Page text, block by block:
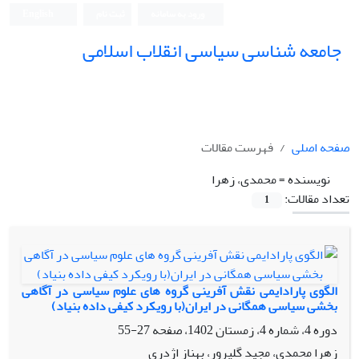
جامعه شناسی سیاسی انقلاب اسلامی
صفحه اصلی
فهرست مقالات
نویسنده =محمدی، زهرا
تعداد مقالات:
1
الگوی پارادایمی نقش آفرینی گروه های علوم سیاسی در آگاهی
بخشی سیاسی همگانی در ایران(با رویکرد کیفی داده بنیاد)
دوره 4، شماره 4، زمستان 1402، صفحه
27-55
زهرا محمدی، مجید گلپرور، بهناز اژدری